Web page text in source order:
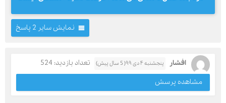
نمایش سایر 2 پاسخ
افشار پنجشنبه ۴ دی ۹۹( 5 سال پیش)
تعداد بازدید: 524
مشاهده پرسش